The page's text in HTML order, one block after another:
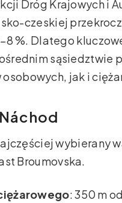
Dróg Krajowych i
czeskiej
%. Dlatego
sąsiedztwie
jak i
wybierany
Broumovska.
: 350 m